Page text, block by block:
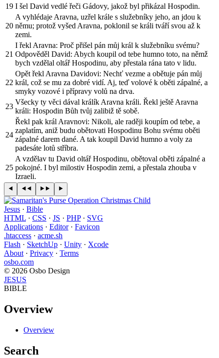
19 I šel David vedlé řeči Gádovy, jakož byl přikázal Hospodin.
20
A vyhlédaje Aravna, uzřel krále s služebníky jeho, an jdou k
němu; protož vyšed Aravna, poklonil se králi tváří svou až k
zemi.
21
I řekl Aravna: Proč přišel pán můj král k služebníku svému?
Odpověděl David: Abych koupil od tebe humno toto, na němž
bych vzdělal oltář Hospodinu, aby přestala rána tato v lidu.
22
Opět řekl Aravna Davidovi: Nechť vezme a obětuje pán můj
král, což se mu za dobré vidí. Aj, teď volové k oběti zápalné, a
smyky vozové i přípravy volů na drva.
23
Všecky ty věci dával králík Aravna králi. Řekl ještě Aravna
králi: Hospodin Bůh tvůj zalibiž tě sobě.
24
Řekl pak král Aravnovi: Nikoli, ale raději koupím od tebe, a
zaplatím, aniž budu obětovati Hospodinu Bohu svému oběti
zápalné darem dané. A tak koupil David humno a voly za
padesáte lotů stříbra.
25
A vzdělav tu David oltář Hospodinu, obětoval oběti zápalné a
pokojné. I byl milostiv Hospodin zemi, a přestala zhouba v
Izraeli.
Jesus · Bible
HTML · CSS · JS · PHP· SVG
Applications · Editor· Favicon
.htaccess · acme.sh
Flash · SketchUp · Unity · Xcode
About · Privacy · Terms
osbo.com
© 2026 Osbo Design
JESUS
BIBLE
Overview
Overview
Search